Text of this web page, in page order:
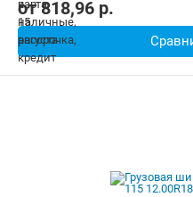
от818,96 p.